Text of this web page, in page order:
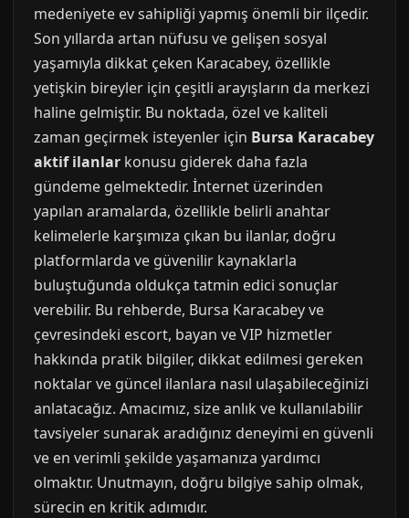
medeniyete ev sahipliği yapmış önemli bir ilçedir.
Son yıllarda artan nüfusu ve gelişen sosyal
yaşamıyla dikkat çeken Karacabey, özellikle
yetişkin bireyler için çeşitli arayışların da merkezi
haline gelmiştir. Bu noktada, özel ve kaliteli
zaman geçirmek isteyenler için Bursa Karacabey
aktif ilanlar konusu giderek daha fazla
gündeme gelmektedir. İnternet üzerinden
yapılan aramalarda, özellikle belirli anahtar
kelimelerle karşımıza çıkan bu ilanlar, doğru
platformlarda ve güvenilir kaynaklarla
buluştuğunda oldukça tatmin edici sonuçlar
verebilir. Bu rehberde, Bursa Karacabey ve
çevresindeki escort, bayan ve VIP hizmetler
hakkında pratik bilgiler, dikkat edilmesi gereken
noktalar ve güncel ilanlara nasıl ulaşabileceğinizi
anlatacağız. Amacımız, size anlık ve kullanılabilir
tavsiyeler sunarak aradığınız deneyimi en güvenli
ve en verimli şekilde yaşamanıza yardımcı
olmaktır. Unutmayın, doğru bilgiye sahip olmak,
sürecin en kritik adımıdır.